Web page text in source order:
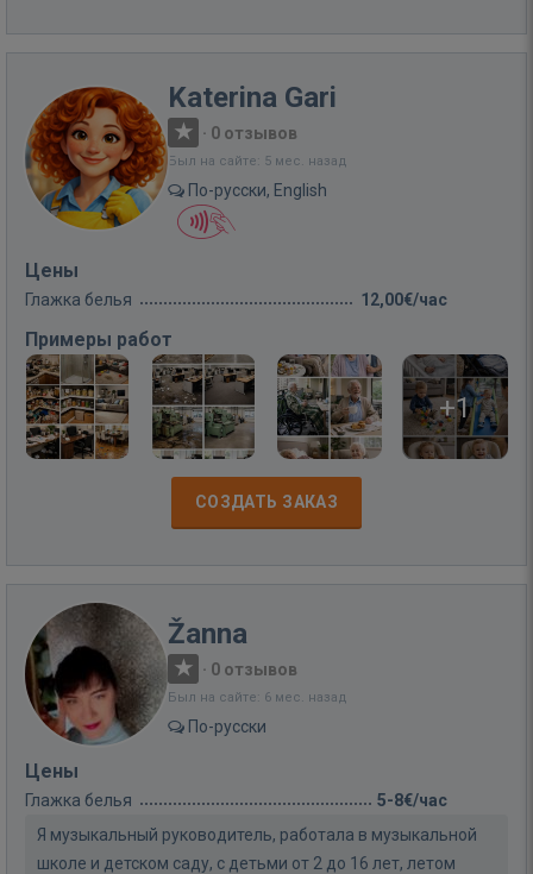
Katerina Gari
· 0 отзывов
Был на сайте: 5 мес. назад
По-русски, English
Цены
Глажка белья 12,00€/час
Примеры работ
+1
СОЗДАТЬ ЗАКАЗ
Žanna
· 0 отзывов
Был на сайте: 6 мес. назад
По-русски
Цены
Глажка белья
5-8€/час
Я музыкальный руководитель, работала в музыкальной
школе и детском саду, с детьми от 2 до 16 лет, летом